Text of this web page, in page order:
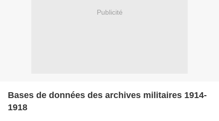
Publicité
Bases de données des archives militaires 1914-
1918